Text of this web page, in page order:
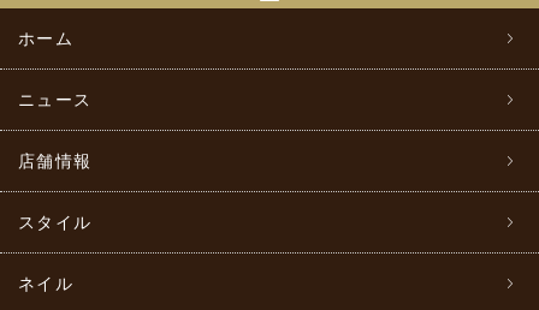
ホーム
ニュース
店舗情報
スタイル
ネイル